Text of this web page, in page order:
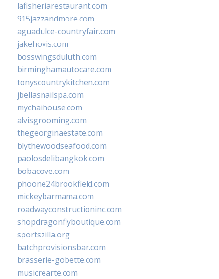
lafisheriarestaurant.com
915jazzandmore.com
aguadulce-countryfair.com
jakehovis.com
bosswingsduluth.com
birminghamautocare.com
tonyscountrykitchen.com
jbellasnailspa.com
mychaihouse.com
alvisgrooming.com
thegeorginaestate.com
blythewoodseafood.com
paolosdelibangkok.com
bobacove.com
phoone24brookfield.com
mickeybarmama.com
roadwayconstructioninc.com
shopdragonflyboutique.com
sportszilla.org
batchprovisionsbar.com
brasserie-gobette.com
musicrearte.com